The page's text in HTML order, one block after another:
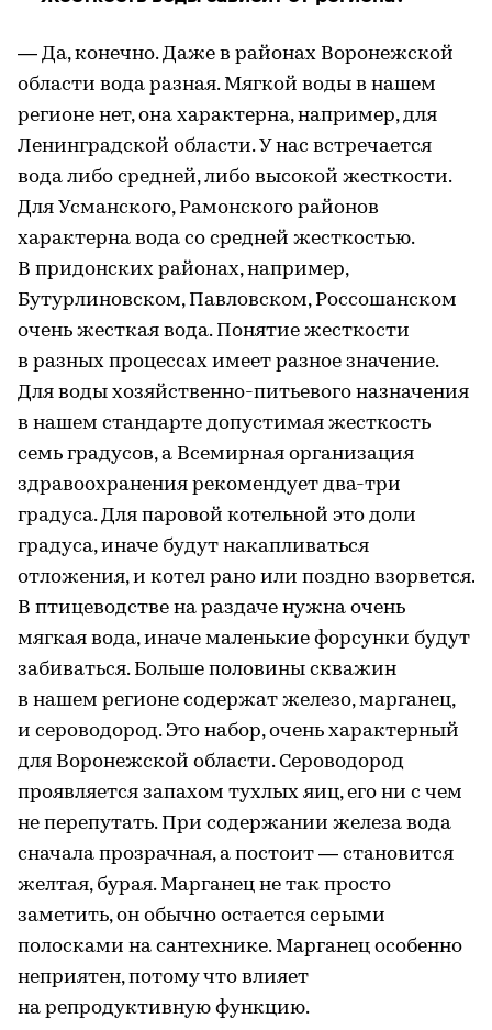
— Да, конечно. Даже в районах Воронежской
области вода разная. Мягкой воды в нашем
регионе нет, она характерна, например, для
Ленинградской области. У нас встречается
вода либо средней, либо высокой жесткости.
Для Усманского, Рамонского районов
характерна вода со средней жесткостью.
В придонских районах, например,
Бутурлиновском, Павловском, Россошанском
очень жесткая вода. Понятие жесткости
в разных процессах имеет разное значение.
Для воды хозяйственно-питьевого назначения
в нашем стандарте допустимая жесткость
семь градусов, а Всемирная организация
здравоохранения рекомендует два-три
градуса. Для паровой котельной это доли
градуса, иначе будут накапливаться
отложения, и котел рано или поздно взорвется.
В птицеводстве на раздаче нужна очень
мягкая вода, иначе маленькие форсунки будут
забиваться. Больше половины скважин
в нашем регионе содержат железо, марганец,
и сероводород. Это набор, очень характерный
для Воронежской области. Сероводород
проявляется запахом тухлых яиц, его ни с чем
не перепутать. При содержании железа вода
сначала прозрачная, а постоит — становится
желтая, бурая. Марганец не так просто
заметить, он обычно остается серыми
полосками на сантехнике. Марганец особенно
неприятен, потому что влияет
на репродуктивную функцию.